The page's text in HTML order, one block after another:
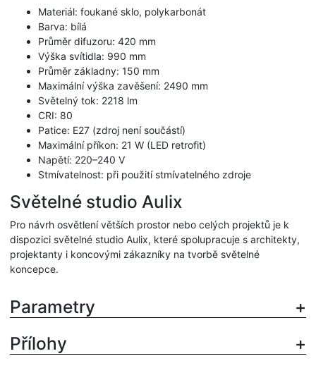
Materiál: foukané sklo, polykarbonát
Barva: bílá
Průměr difuzoru: 420 mm
Výška svítidla: 990 mm
Průměr základny: 150 mm
Maximální výška zavěšení: 2490 mm
Světelný tok: 2218 lm
CRI: 80
Patice: E27 (zdroj není součástí)
Maximální příkon: 21 W (LED retrofit)
Napětí: 220–240 V
Stmívatelnost: při použití stmívatelného zdroje
Světelné studio Aulix
Pro návrh osvětlení větších prostor nebo celých projektů je k
dispozici světelné studio Aulix, které spolupracuje s architekty,
projektanty i koncovými zákazníky na tvorbě světelné
koncepce.
Parametry
Přílohy